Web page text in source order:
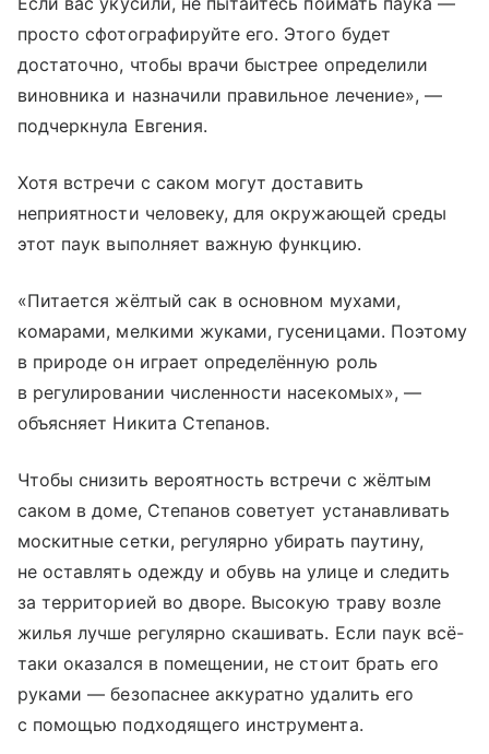
просто сфотографируйте его. Этого будет
достаточно, чтобы врачи быстрее определили
виновника и назначили правильное лечение», —
подчеркнула Евгения.
Хотя встречи с саком могут доставить
неприятности человеку, для окружающей среды
этот паук выполняет важную функцию.
«Питается жёлтый сак в основном мухами,
комарами, мелкими жуками, гусеницами. Поэтому
в природе он играет определённую роль
в регулировании численности насекомых», —
объясняет Никита Степанов.
Чтобы снизить вероятность встречи с жёлтым
саком в доме, Степанов советует устанавливать
москитные сетки, регулярно убирать паутину,
не оставлять одежду и обувь на улице и следить
за территорией во дворе. Высокую траву возле
жилья лучше регулярно скашивать. Если паук всё-
таки оказался в помещении, не стоит брать его
руками — безопаснее аккуратно удалить его
с помощью подходящего инструмента.